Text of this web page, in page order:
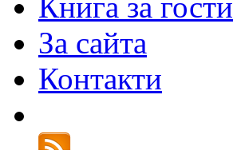
За сайта
Контакти